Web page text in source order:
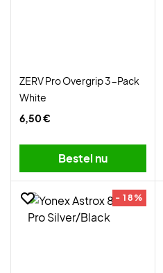
ZERV Pro Overgrip 3-Pack
White
6,50 €
Bestel nu
- 18%